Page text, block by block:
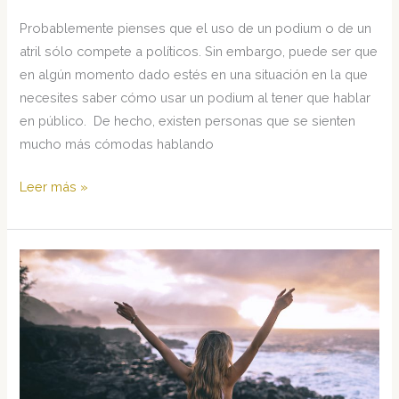
Probablemente pienses que el uso de un podium o de un
atril sólo compete a políticos. Sin embargo, puede ser que
en algún momento dado estés en una situación en la que
necesites saber cómo usar un podium al tener que hablar
en público. De hecho, existen personas que se sienten
mucho más cómodas hablando
Uso
podium
Leer más »